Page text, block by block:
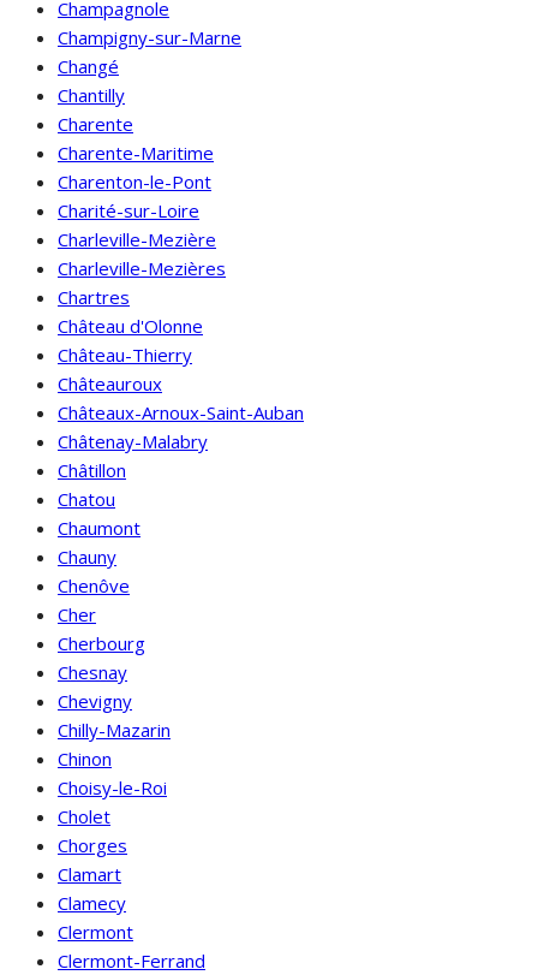
Champagnole
Champigny-sur-Marne
Changé
Chantilly
Charente
Charente-Maritime
Charenton-le-Pont
Charité-sur-Loire
Charleville-Mezière
Charleville-Mezières
Chartres
Château d'Olonne
Château-Thierry
Châteauroux
Châteaux-Arnoux-Saint-Auban
Châtenay-Malabry
Châtillon
Chatou
Chaumont
Chauny
Chenôve
Cher
Cherbourg
Chesnay
Chevigny
Chilly-Mazarin
Chinon
Choisy-le-Roi
Cholet
Chorges
Clamart
Clamecy
Clermont
Clermont-Ferrand